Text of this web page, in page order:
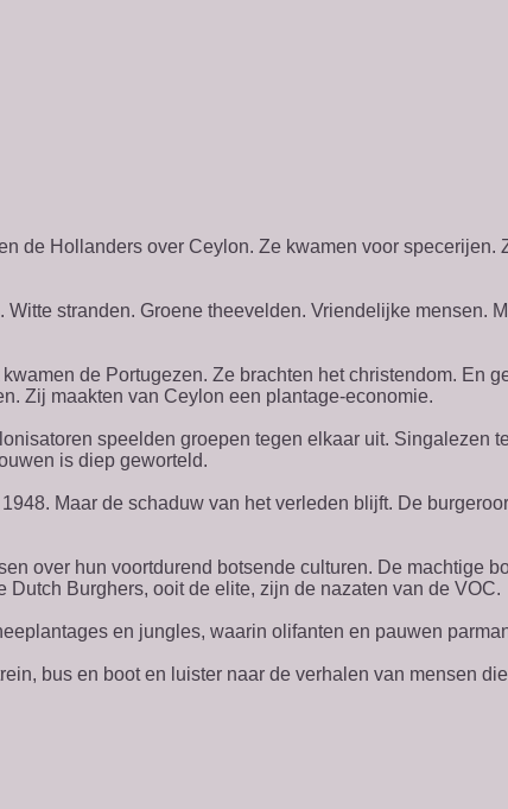
de Hollanders over Ceylon. Ze kwamen voor specerijen.
Witte stranden. Groene theevelden. Vriendelijke mensen.
kwamen de Portugezen. Ze brachten het christendom. En
Zij maakten van Ceylon een plantage-economie.
speelden groepen tegen elkaar uit. Singalezen
is diep geworteld.
Maar de schaduw van het verleden blijft. De
over hun voortdurend botsende culturen. De machtige
Burghers, ooit de elite, zijn de nazaten van de VOC.
en jungles, waarin olifanten en pauwen
bus en boot en luister naar de verhalen van mensen